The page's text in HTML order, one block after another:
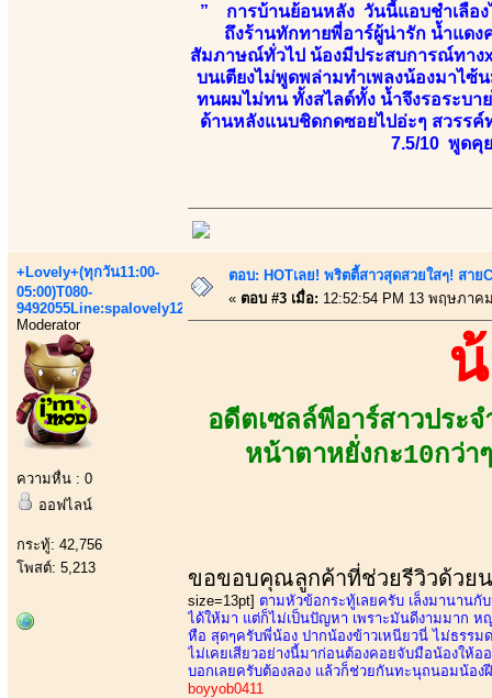
” การบ้านย้อนหลัง วันนี้แอบชำเลือ
ถึงร้านทักทายพี่อาร์ผู้น่ารัก น้ำแดง
สัมภาษณ์ทั่วไป น้องมีประสบการณ์ทาง
บนเตียงไม่พูดพล่ามทำเพลงน้องมาไซ้
ทนผมไม่ทน ทั้งสไลด์ทั้ง น้ำจึงรอระบา
ด้านหลังแนบชิดกดซอยไปอ่ะๆ สวรร
7.5/10 พูดคุ
+Lovely+(ทุกวัน11:00-
05:00)T080-
9492055Line:spalovely123
Moderator
ความหื่น : 0
ออฟไลน์
กระทู้: 42,756
โพสต์: 5,213
ตอบ: HOTเลย! พริตตี้สาวสุดสวยใสๆ! สา
« ตอบ #3 เมื่อ: 12:52:54 PM 13 พฤษภาค
อดีตเซลล์พีอาร์สาวประ
หน้าตาหยั่งกะ10กว่
ขอขอบคุณลูกค้าที่ช่วยรีวิวด้วย
size=13pt] ตามหัวข้อกระทู้เลยครับ เล็งมานาน
ได้ให้มา แต่ก็ไม่เป็นปัญหา เพราะมันดีงามมาก
หือ สุดๆครับพี่น้อง ปากน้องข้าวเหนียวนี่ ไม่ธรรม
ไม่เคยเสียวอย่างนี้มาก่อนต้องคอยจับมือน้องให้
บอกเลยครับต้องลอง แล้วก็ช่วยกันทะนุถนอมน้อง
boyyob0411